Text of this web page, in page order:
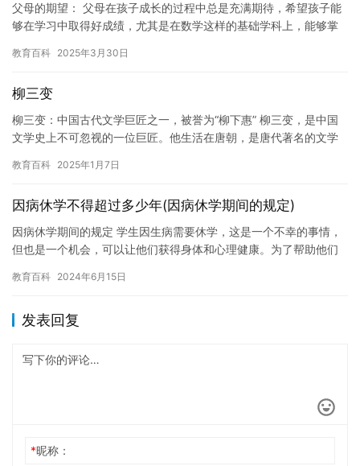
父母的期望： 父母在孩子成长的过程中总是充满期待，希望孩子能
够在学习中取得好成绩，尤其是在数学这样的基础学科上，能够掌
为是…
教育百科 2025年3月30日
柳三变
柳三变：中国古代文学巨匠之一，被誉为“柳下惠” 柳三变，是中国
文学史上不可忽视的一位巨匠。他生活在唐朝，是唐代著名的文学
誉，…
教育百科 2025年1月7日
因病休学不得超过多少年(因病休学期间的规定)
因病休学期间的规定 学生因生病需要休学，这是一个不幸的事情，
但也是一个机会，可以让他们获得身体和心理健康。为了帮助他们
规定…
教育百科 2024年6月15日
发表回复
*昵称：